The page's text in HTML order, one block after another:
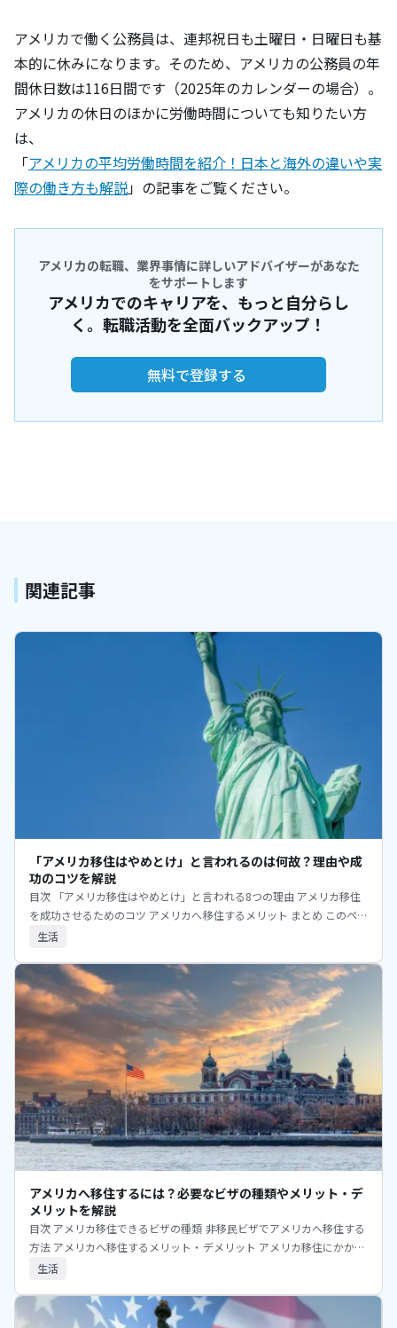
アメリカで働く公務員は、連邦祝日も土曜日・日曜日も基
本的に休みになります。そのため、アメリカの公務員の年
間休日数は116日間です（2025年のカレンダーの場合）。
アメリカの休日のほかに労働時間についても知りたい方
は、
「アメリカの平均労働時間を紹介！日本と海外の違いや実
際の働き方も解説」の記事をご覧ください。
アメリカの転職、業界事情に詳しいアドバイザーがあなた
をサポートします
アメリカでのキャリアを、もっと自分らし
く。転職活動を全面バックアップ！
無料で登録する
関連記事
「アメリカ移住はやめとけ」と言われるのは何故？理由や成
功のコツを解説
目次 「アメリカ移住はやめとけ」と言われる8つの理由 アメリカ移住
を成功させるためのコツ アメリカへ移住するメリット まとめ このペー
生活
アメリカへ移住するには？必要なビザの種類やメリット・デ
メリットを解説
目次 アメリカ移住できるビザの種類 非移民ビザでアメリカへ移住する
方法 アメリカへ移住するメリット・デメリット アメリカ移住にかかる
大まかな費用 日本人がアメリカ移住で直面しやすい問題 アメリカへ
生活